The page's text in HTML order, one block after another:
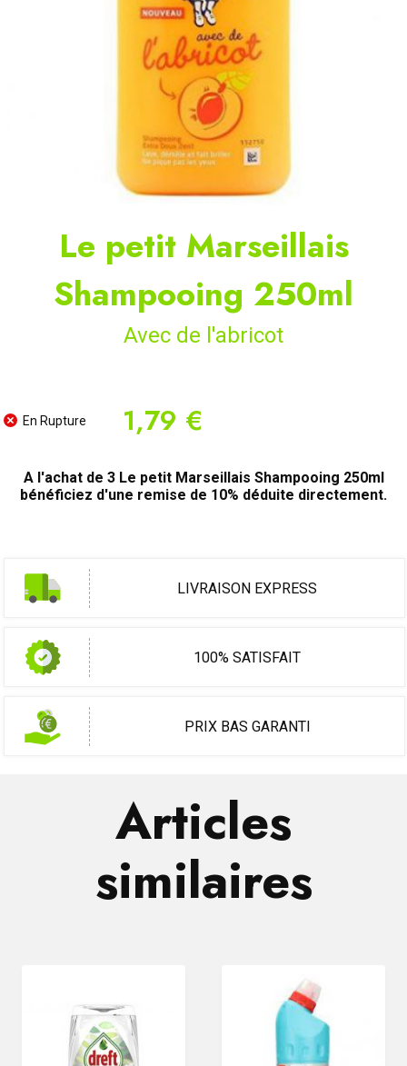
Le petit Marseillais
Shampooing 250ml
Avec de l'abricot
En Rupture 1,79 €
A l'achat de 3 Le petit Marseillais Shampooing 250ml
bénéficiez d'une remise de 10% déduite directement.
LIVRAISON EXPRESS
100% SATISFAIT
PRIX BAS GARANTI
Articles
similaires